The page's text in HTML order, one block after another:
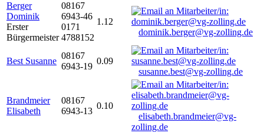
Berger
Dominik
Erster
Bürgermeister
08167
6943-46
0171
4788152
1.12
dominik.berger@vg-zolling.de
Best Susanne
08167
6943-19
0.09
susanne.best@vg-zolling.de
Brandmeier
Elisabeth
08167
6943-13
0.10
elisabeth.brandmeier@vg-
zolling.de